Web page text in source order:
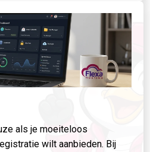
als je moeiteloos
wilt aanbieden. Bij